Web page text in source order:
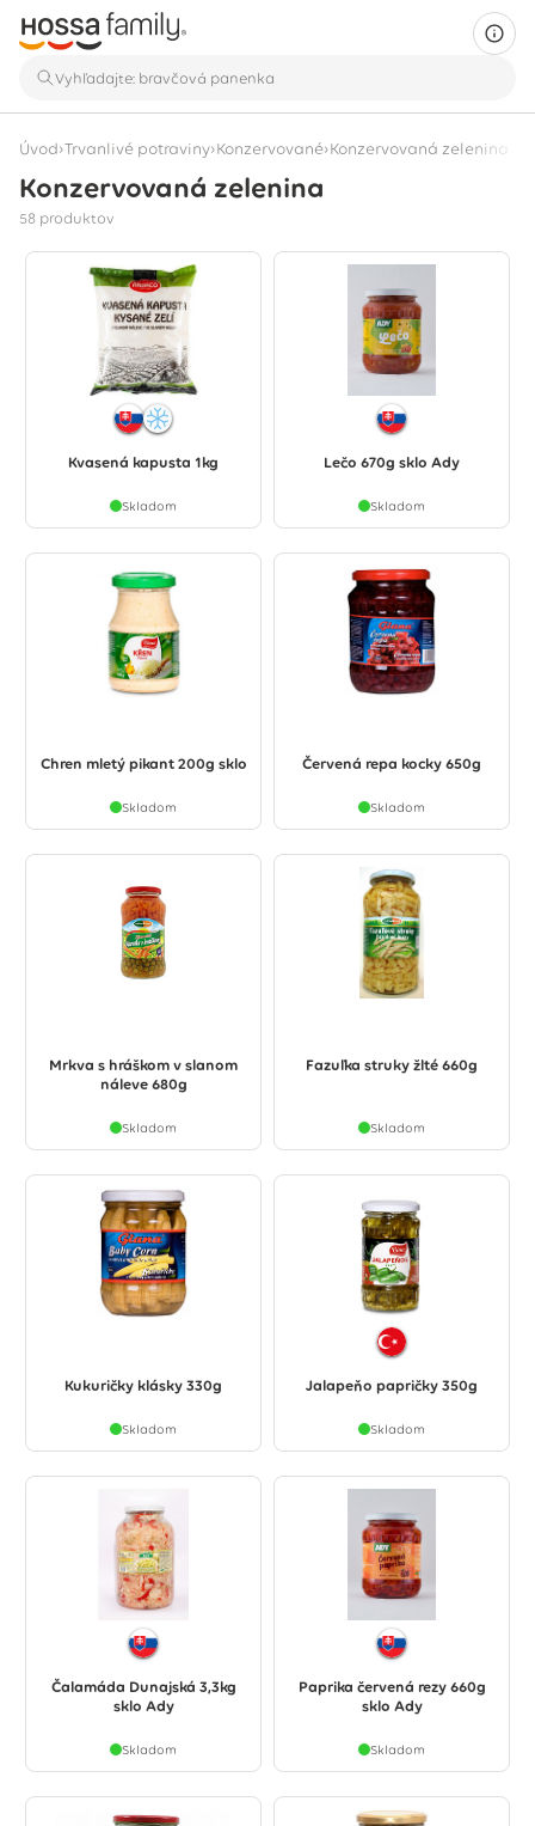
Úvod›Trvanlivé potraviny›Konzervované›Konzervovaná zelenina
Konzervovaná zelenina
58 produktov
Kvasená kapusta 1kg
Skladom
Lečo 670g sklo Ady
Skladom
Chren mletý pikant 200g sklo
Skladom
Červená repa kocky 650g
Skladom
Mrkva s hráškom v slanom
náleve 680g
Skladom
Fazuľka struky žlté 660g
Skladom
Kukuričky klásky 330g
Skladom
Jalapeňo papričky 350g
Skladom
Čalamáda Dunajská 3,3kg
sklo Ady
Skladom
Paprika červená rezy 660g
sklo Ady
Skladom